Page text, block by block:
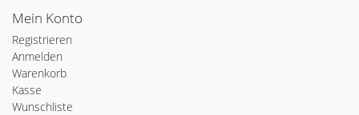
Mein Konto
Registrieren
Anmelden
Warenkorb
Kasse
Wunschliste